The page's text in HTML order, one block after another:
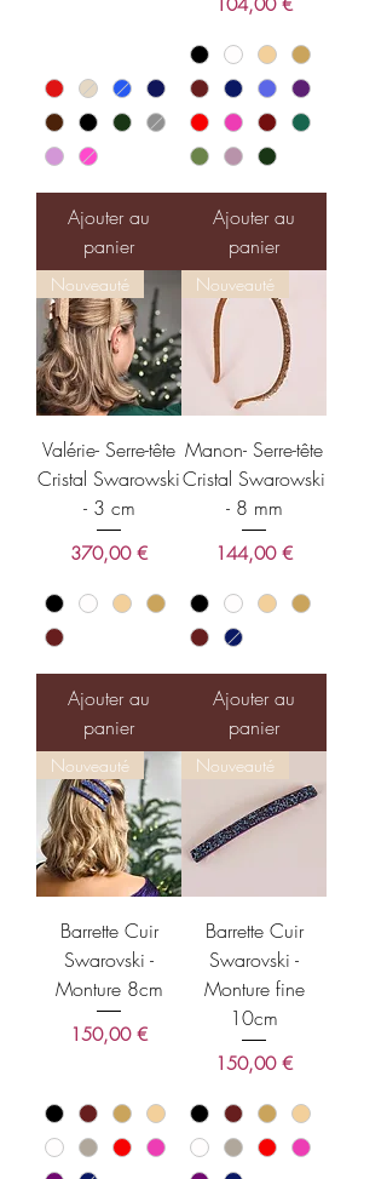
Ajouter au
panier
104,00 €
Ajouter au
panier
Nouveauté
Valérie- Serre-tête
Cristal Swarowski
- 3 cm
Prix
370,00 €
Ajouter au
panier
Nouveauté
Manon- Serre-tête
Cristal Swarowski
- 8 mm
Prix
144,00 €
Ajouter au
panier
Nouveauté
Barrette Cuir
Swarovski -
Monture 8cm
Prix
150,00 €
Nouveauté
Barrette Cuir
Swarovski -
Monture fine
10cm
Prix
150,00 €